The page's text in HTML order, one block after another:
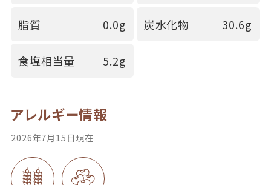
脂質 0.0g 炭水化物 30.6g
食塩相当量 5.2g
アレルギー情報
2026年7月15日現在